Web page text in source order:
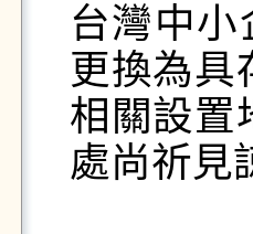
台灣中
更換為具
相關設置
處尚祈見